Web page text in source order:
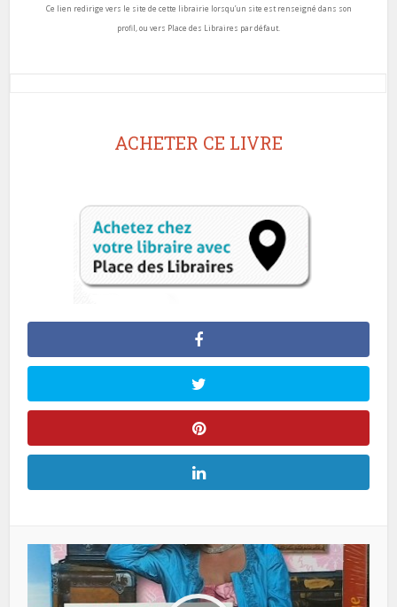
Ce lien redirige vers le site de cette librairie lorsqu’un site est renseigné dans son
profil, ou vers Place des Libraires par défaut.
ACHETER CE LIVRE